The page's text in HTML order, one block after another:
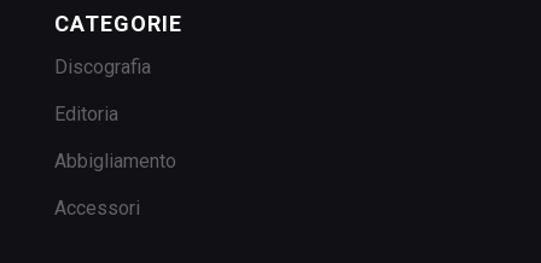
CATEGORIE
Discografia
Editoria
Abbigliamento
Accessori